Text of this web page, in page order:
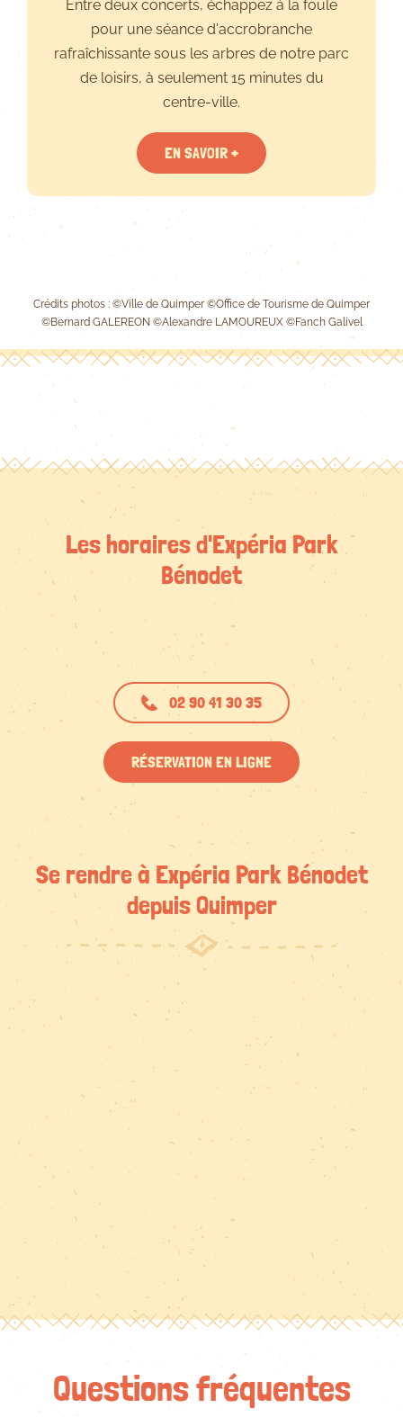
Entre deux concerts, échappez à la foule
pour une séance d'accrobranche
rafraîchissante sous les arbres de notre parc
de loisirs, à seulement 15 minutes du
centre-ville.
EN SAVOIR +
Crédits photos : ©Ville de Quimper ©Office de Tourisme de Quimper
©Bernard GALEREON ©Alexandre LAMOUREUX ©Fanch Galivel
Se rendre à Expéria Park Bénodet
depuis Quimper
Les horaires d'Expéria Park
Bénodet
02 90 41 30 35
RÉSERVATION EN LIGNE
Questions fréquentes